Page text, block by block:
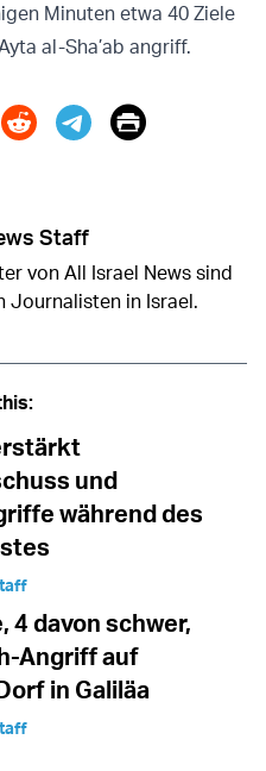
Minuten etwa 40 Ziele
al-Sha’ab angriff.
Print
Staff
von All Israel News sind
Journalisten in Israel.
und
während des
4 davon schwer,
Angriff auf
in Galiläa